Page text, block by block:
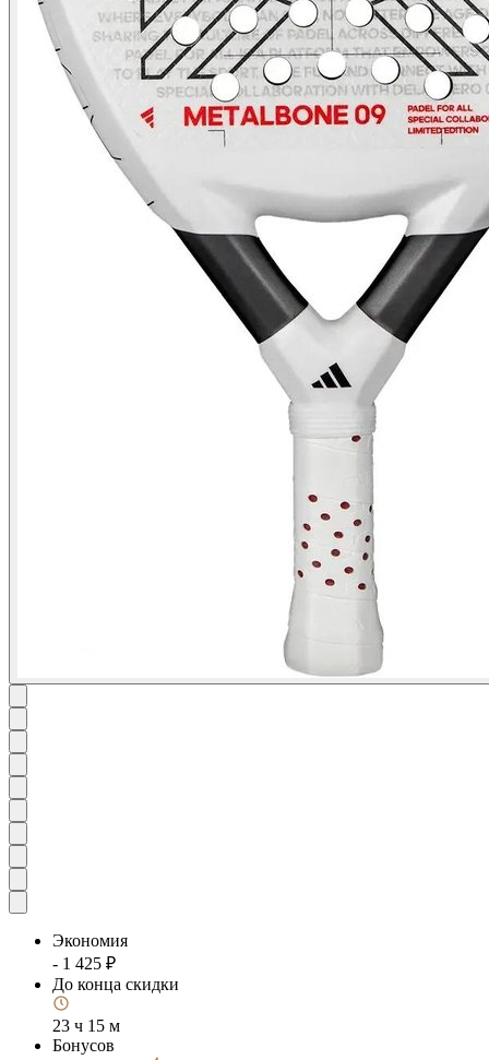
Экономия
- 1 425 ₽
До конца скидки
23 ч 15 м
Бонусов